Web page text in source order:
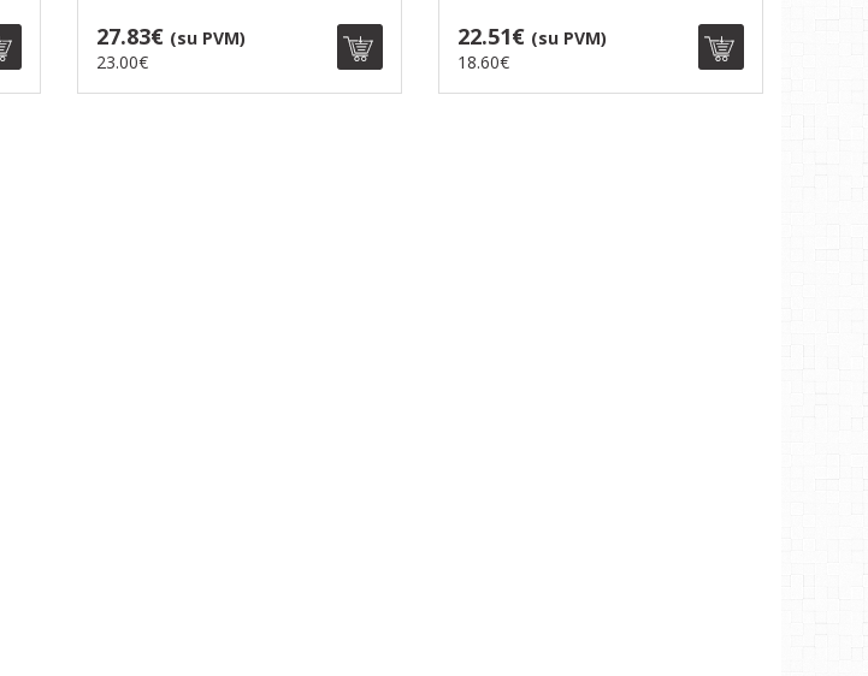
27.83€ (su PVM)
23.00€
22.51€ (su PVM)
18.60€